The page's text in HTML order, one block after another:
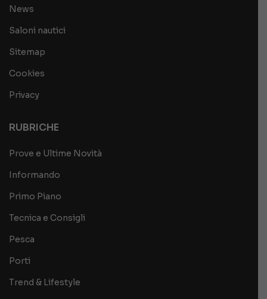
News
Saloni nautici
Sitemap
Cookies
Privacy
RUBRICHE
Prove e Ultime Novità
Informando
Primo Piano
Tecnica e Consigli
Pesca
Porti
Trend & Lifestyle